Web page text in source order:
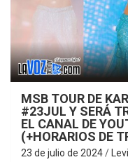
MSB TOUR DE
#23JUL Y SERÁ
EL CANAL DE
(+HORARIOS DE
23 de julio de 2024